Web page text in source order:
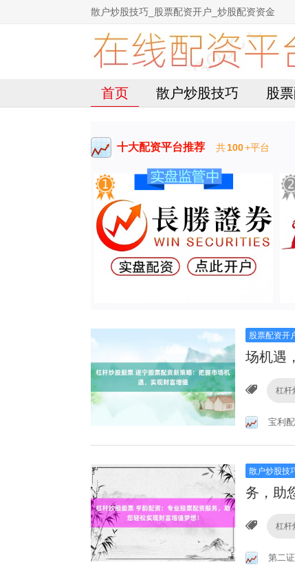
散户炒股技巧_股票配资开户_炒股配资资金
首页 散户炒股技巧 股
十大配资平台推荐 共100+平台
股票配资开
场机遇
杠杆
宝利
散户炒股技
务，助
杠杆
第二